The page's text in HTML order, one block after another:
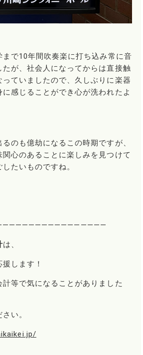
で10年間吹奏楽に打ち込み常に音
が、社会人になってからは直接触
ていましたので、久しぶりに楽器
感じることができ心が洗われたよ
のも億劫になるこの時期ですが、
心のあることに楽しみを見つけて
たいものですね。
は、
します！
等で気になることがありました
い。